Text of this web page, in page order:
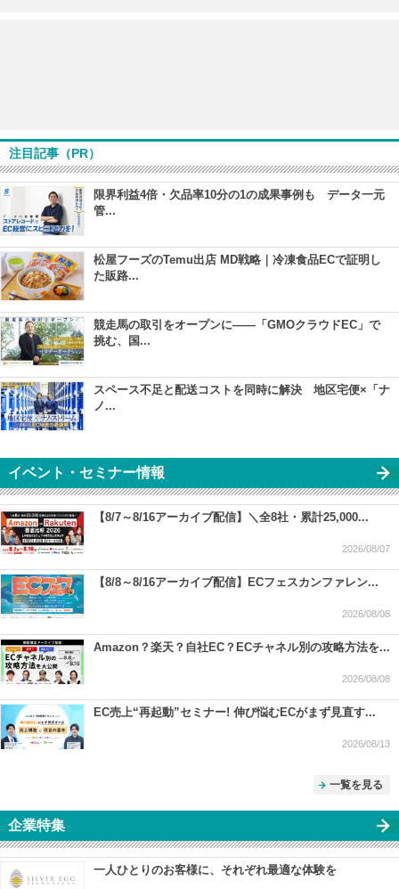
注目記事（PR）
限界利益4倍・欠品率10分の1の成果事例も データ一元
管...
松屋フーズのTemu出店 MD戦略｜冷凍食品ECで証明し
た販路...
競走馬の取引をオープンに――「GMOクラウドEC」で
挑む、国...
スペース不足と配送コストを同時に解決 地区宅便×「ナ
ノ...
イベント・セミナー情報
【8/7～8/16アーカイブ配信】＼全8社・累計25,000...
2026/08/07
【8/8～8/16アーカイブ配信】ECフェスカンファレン...
2026/08/08
Amazon？楽天？自社EC？ECチャネル別の攻略方法を...
2026/08/08
EC売上“再起動”セミナー! 伸び悩むECがまず見直す...
2026/08/13
一覧を見る
企業特集
一人ひとりのお客様に、それぞれ最適な体験を